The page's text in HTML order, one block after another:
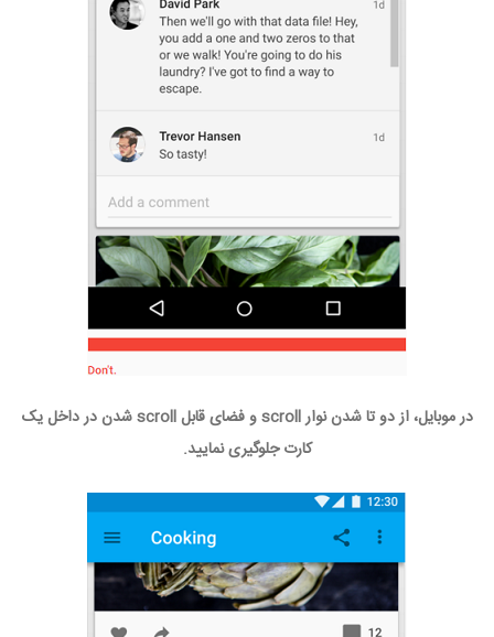
در موبایل، از دو تا شدن نوار scroll و فضای قابل scroll شدن در داخل یک
کارت جلوگیری نمایید.